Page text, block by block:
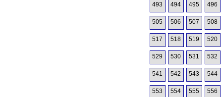
493 494 495 496
505 506 507 508
517 518 519 520
529 530 531 532
541 542 543 544
553 554 555 556